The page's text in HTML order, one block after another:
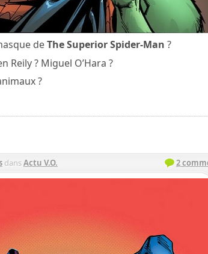
deThe Superior Spider-Man ?
Reily ? Miguel O’Hara ?
?
dansActu V.O. 2